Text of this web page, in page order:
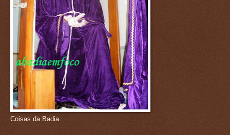
Coisas da Badia